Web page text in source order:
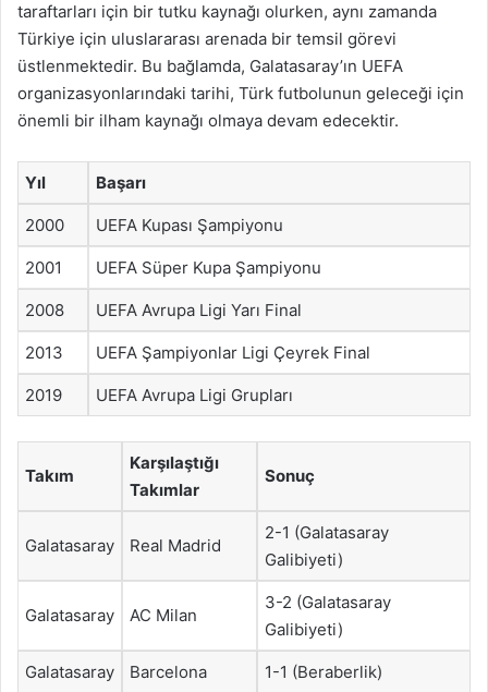
taraftarları için bir tutku kaynağı olurken, aynı zamanda
Türkiye için uluslararası arenada bir temsil görevi
üstlenmektedir. Bu bağlamda, Galatasaray’ın UEFA
organizasyonlarındaki tarihi, Türk futbolunun geleceği için
önemli bir ilham kaynağı olmaya devam edecektir.
Yıl Başarı
2000 UEFA Kupası Şampiyonu
2001 UEFA Süper Kupa Şampiyonu
2008 UEFA Avrupa Ligi Yarı Final
2013 UEFA Şampiyonlar Ligi Çeyrek Final
2019 UEFA Avrupa Ligi Grupları
Takım
Karşılaştığı
Takımlar
Sonuç
Galatasaray Real Madrid
2-1 (Galatasaray
Galibiyeti)
Galatasaray AC Milan
3-2 (Galatasaray
Galibiyeti)
Galatasaray Barcelona 1-1 (Beraberlik)